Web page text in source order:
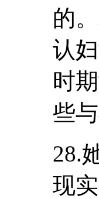
的
认
时
些
28.
现